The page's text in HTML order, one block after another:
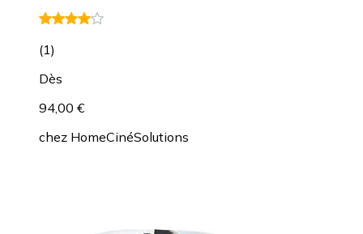
(1)
Dès
94,00 €
chez HomeCinéSolutions